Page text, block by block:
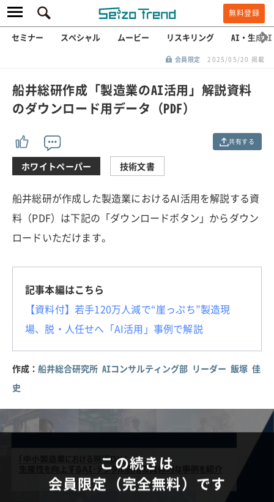
無料登録
セミナー スペシャル ムービー リスキリング AI・生成AI
会員限定 2025/05/20 掲載
船井総研作成「製造業のAI活用」解説資料
のダウンロード用データ（PDF）
共有する
ホワイトペーパー 技術文書
船井総研が作成した製造業におけるAI活用を解説する資
料（PDF）は下記の「ダウンロードボタン」からダウン
ロードいただけます。
記事本編はこちら
【資料付】若手120万人減で“崖っぷち”製造現
場、脱・人任せへ「AI活用」事例で解説
作成： 船井総合研究所 AIコンサルティング部 リーダー 飯塚 佳
史
この続きは
会員限定（完全無料）です